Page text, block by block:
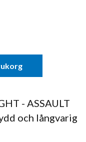
- ASSAULT
och långvarig